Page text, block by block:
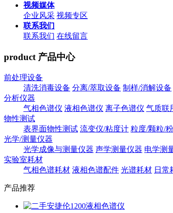
视频媒体
企业风采 视频专区
联系我们
联系我们 在线留言
product 产品中心
前处理设备
清洗消毒设备 分离/萃取设备 制样/消解设备
分析仪器
气相色谱仪 液相色谱仪 离子色谱仪 气质联
物性测试
表界面物性测试 流变仪/粘度计 粒度/颗粒/
光学/测量仪器
光学成像与测量仪器 声学测量仪器 电学测
实验室耗材
气相色谱耗材 液相色谱配件 光谱耗材 日常
产品推荐